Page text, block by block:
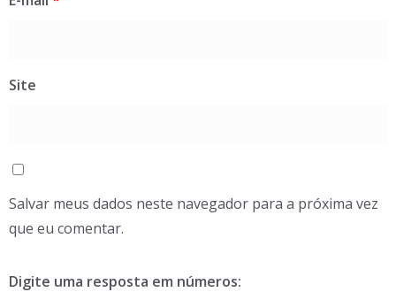
Site
Salvar meus dados neste navegador para a próxima vez
que eu comentar.
Digite uma resposta em números: